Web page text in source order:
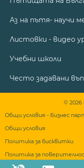
Аз на пътя- научи
Листовки - видео
Учебни школи
Често задавани
© 2026
Общи условия - Бизнес
Общи условия
Политика за бисквитки
Политика за